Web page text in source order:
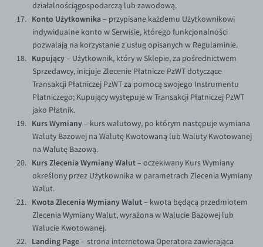
działalnością̨gospodarczą lub zawodową.
Konto Użytkownika– przypisane każdemu Użytkownikowi
indywidualne konto w Serwisie, którego funkcjonalności
pozwalają na korzystanie z usług opisanych w Regulaminie.
Kupujący– Użytkownik, który w Sklepie, za pośrednictwem
Sprzedawcy, inicjuje Zlecenie Płatnicze PzWT dotyczące
Transakcji Płatniczej PzWT za pomocą swojego Instrumentu
Płatniczego; Kupujący występuje w Transakcji Płatniczej PzWT
jako Płatnik.
Kurs Wymiany– kurs walutowy, po którym następuje wymiana
Waluty Bazowej na Walutę Kwotowaną lub Waluty Kwotowanej
na Walutę Bazową.
Kurs Zlecenia Wymiany Walut– oczekiwany Kurs Wymiany
określony przez Użytkownika w parametrach Zlecenia Wymiany
Walut.
Kwota Zlecenia Wymiany Walut– kwota będącą przedmiotem
Zlecenia Wymiany Walut, wyrażona w Walucie Bazowej lub
Walucie Kwotowanej.
Landing Page– strona internetowa Operatora zawierająca